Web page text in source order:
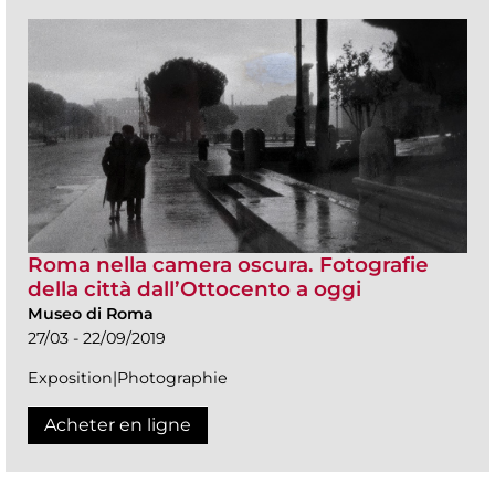
Roma nella camera oscura. Fotografie
della città dall’Ottocento a oggi
Museo di Roma
27/03 - 22/09/2019
Exposition|Photographie
Acheter en ligne